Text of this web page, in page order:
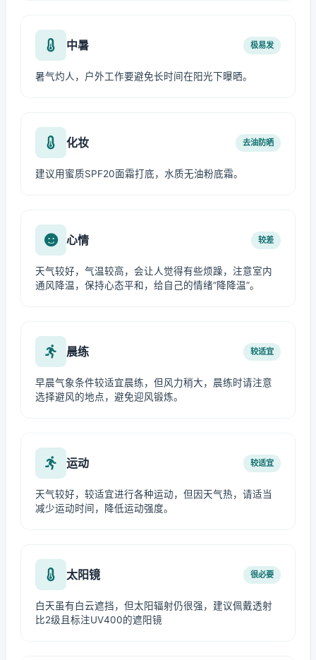
中暑 极易发
暑气灼人，户外工作要避免长时间在阳光下曝晒。
化妆 去油防晒
建议用蜜质SPF20面霜打底，水质无油粉底霜。
心情 较差
天气较好，气温较高，会让人觉得有些烦躁，注意室内
通风降温，保持心态平和，给自己的情绪“降降温”。
晨练 较适宜
早晨气象条件较适宜晨练，但风力稍大，晨练时请注意
选择避风的地点，避免迎风锻炼。
运动 较适宜
天气较好，较适宜进行各种运动，但因天气热，请适当
减少运动时间，降低运动强度。
太阳镜 很必要
白天虽有白云遮挡，但太阳辐射仍很强，建议佩戴透射
比2级且标注UV400的遮阳镜